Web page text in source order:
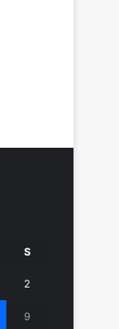
S
2
9